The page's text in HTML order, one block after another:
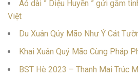
Aó dài ” Diệu Huyền ” gửi gắm
Việt
Du Xuân Qúy Mão Như Ý Cát
Khai Xuân Quý Mão Cùng Pháp
BST Hè 2023 – Thanh Mai Trúc